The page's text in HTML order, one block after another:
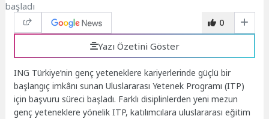
0
Yazı Özetini Göster
ING Türkiye’nin genç yeteneklere kariyerlerinde güçlü bir
başlangıç imkânı sunan Uluslararası Yetenek Programı (ITP)
için başvuru süreci başladı. Farklı disiplinlerden yeni mezun
genç yeteneklere yönelik ITP, katılımcılara uluslararası eğitim